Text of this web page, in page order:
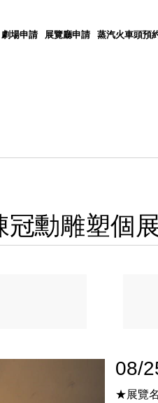
劇場申請 展覽廳申請 蒸汽火車頭預
勳雕塑個展
08/
★展覽